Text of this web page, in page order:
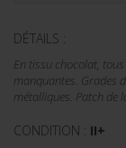
DÉTAILS :
En tissu chocolat,
manquantes. Grades
métalliques. Patch de
CONDITION : II+